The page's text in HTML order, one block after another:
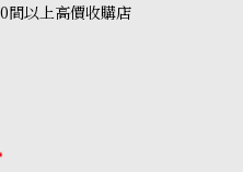
間以上高價收購店